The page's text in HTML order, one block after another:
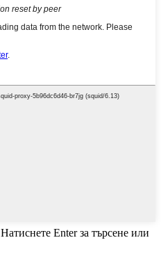
Натиснете Enter за търсене или